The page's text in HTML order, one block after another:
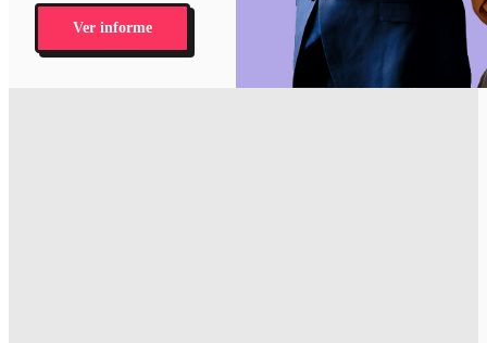
Ver informe